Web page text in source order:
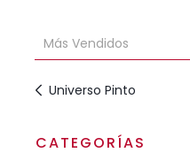
Universo Pinto
CATEGORÍAS